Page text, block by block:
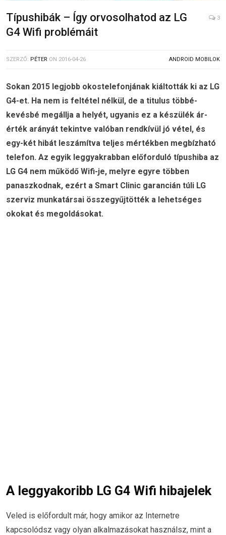
Típushibák – Így orvosolhatod az LG
G4 Wifi problémáit
3
SZERZŐ: PÉTER ON 2016-04-26 ANDROID MOBILOK
Sokan 2015 legjobb okostelefonjának kiáltották ki az LG
G4-et. Ha nem is feltétel nélkül, de a titulus többé-
kevésbé megállja a helyét, ugyanis ez a készülék ár-
érték arányát tekintve valóban rendkívül jó vétel, és
egy-két hibát leszámítva teljes mértékben megbízható
telefon. Az egyik leggyakrabban előforduló típushiba az
LG G4 nem működő Wifi-je, melyre egyre többen
panaszkodnak, ezért a Smart Clinic garancián túli LG
szerviz munkatársai összegyűjtötték a lehetséges
okokat és megoldásokat.
A leggyakoribb LG G4 Wifi hibajelek
Veled is előfordult már, hogy amikor az Internetre
kapcsolódsz vagy olyan alkalmazásokat használsz, mint a